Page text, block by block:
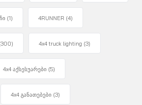
(1) 4RUNNER (4)
4x4 truck lighting (3)
4x4 აქსესუარები (5)
4x4 განათებები (3)